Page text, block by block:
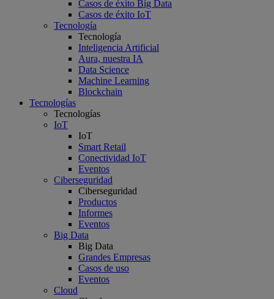
Casos de éxito Big Data
Casos de éxito IoT
Tecnología
Tecnología
Inteligencia Artificial
Aura, nuestra IA
Data Science
Machine Learning
Blockchain
Tecnologías
Tecnologías
IoT
IoT
Smart Retail
Conectividad IoT
Eventos
Ciberseguridad
Ciberseguridad
Productos
Informes
Eventos
Big Data
Big Data
Grandes Empresas
Casos de uso
Eventos
Cloud